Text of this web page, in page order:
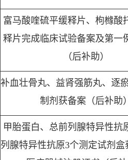
富马酸喹硫平缓释片、枸橼酸
释片完成临床试验备案及第一
（后补助）
补血壮骨丸、益肾强筋丸、逐
制剂获备案（后补助
甲胎蛋白、总前列腺特异性抗
列腺特异性抗原3个测定试剂盒